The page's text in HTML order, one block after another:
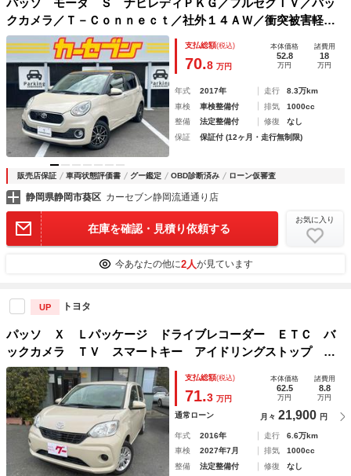
クカメラ／Ｔ－Ｃｏｎｎｅｃｔ／社外１４ＡＷ／衝突被害軽減
／横滑防止／レーンキープ／ｉストップ／ＥＴＣ／Ｂｌｕｅｔ
ｏｏｔｈ／ＵＳＢ／フロントフォグ
支払総額(税込)
70.8 万円
本体価格
52.8
万円
諸費用
18
万円
年式 2017年 走行
8.3万km
車検
車検整備付 排気
1000cc
整備
法定整備付 修復
なし
保証
保証付 (12ヶ月・走行無制限)
販売店保証 車両状態評価書 グー鑑定 OBD診断済み ローン仮審査
静岡県静岡市葵区 カーセブン静岡流通通り店
在庫を確認・見積り依頼する
お気に入り
今あなたの他に2人が見ています
UP トヨタ
パッソ Ｘ Ｌパッケージ ドライブレコーダー ＥＴＣ バ
ックカメラ ＴＶ スマートキー アイドリングストップ 電
動格納ミラー ＣＶＴ 盗難防止システム 衝突安全ボディ
ベンチシート ＡＢＳ ＥＳＣ ＣＤ Ｂｌｕｅｔｏｏｔｈ
支払総額(税込)
71.3 万円
本体価格
62.5
万円
諸費用
8.8
万円
通常ローン 月々 21,900 円
年式 2016年 走行
6.6万km
車検
2027年7月 排気
1000cc
整備
法定整備付 修復
なし